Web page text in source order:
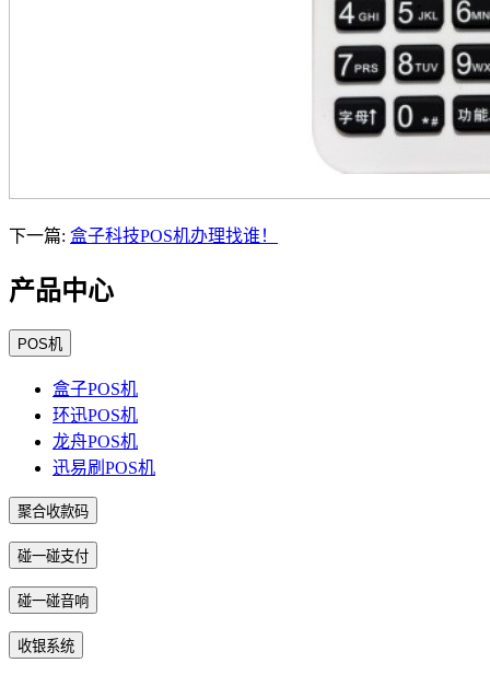
下一篇: 盒子科技POS机办理找谁！
产品中心
POS机
盒子POS机
环迅POS机
龙舟POS机
迅易刷POS机
聚合收款码
碰一碰支付
碰一碰音响
收银系统